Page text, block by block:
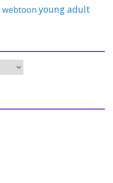
webtoon young adult